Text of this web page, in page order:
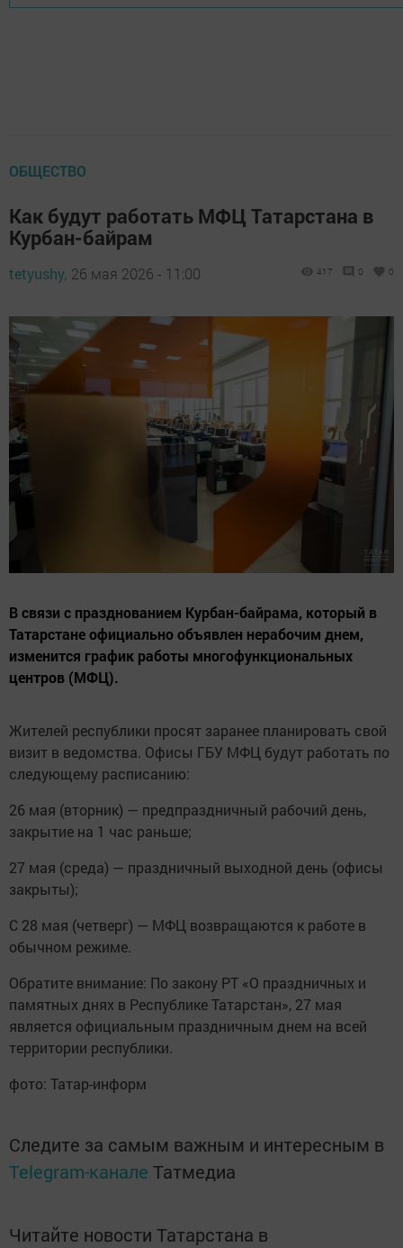
ОБЩЕСТВО
Как будут работать МФЦ Татарстана в
Курбан-байрам
tetyushy, 26 мая 2026 - 11:00 417 0 0
В связи с празднованием Курбан-байрама, который в
Татарстане официально объявлен нерабочим днем,
изменится график работы многофункциональных
центров (МФЦ).
Жителей республики просят заранее планировать свой
визит в ведомства. Офисы ГБУ МФЦ будут работать по
следующему расписанию:
26 мая (вторник) — предпраздничный рабочий день,
закрытие на 1 час раньше;
27 мая (среда) — праздничный выходной день (офисы
закрыты);
С 28 мая (четверг) — МФЦ возвращаются к работе в
обычном режиме.
Обратите внимание: По закону РТ «О праздничных и
памятных днях в Республике Татарстан», 27 мая
является официальным праздничным днем на всей
территории республики.
фото: Татар-информ
Следите за самым важным и интересным в
Telegram-канале Татмедиа
Читайте новости Татарстана в